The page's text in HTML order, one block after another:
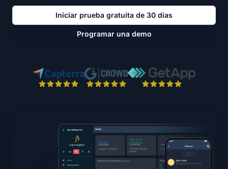
Iniciar prueba gratuita de 30 días
Programar una demo